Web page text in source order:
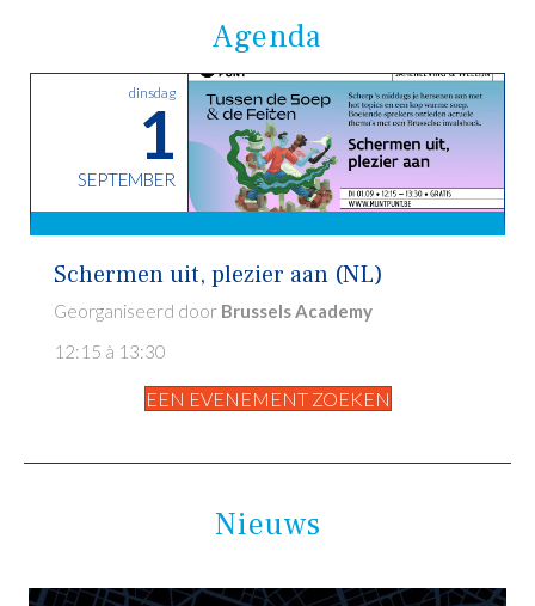
Agenda
dinsdag
1
SEPTEMBER
Schermen uit, plezier aan (NL)
Georganiseerd door Brussels Academy
12:15 à 13:30
EEN EVENEMENT ZOEKEN
Nieuws